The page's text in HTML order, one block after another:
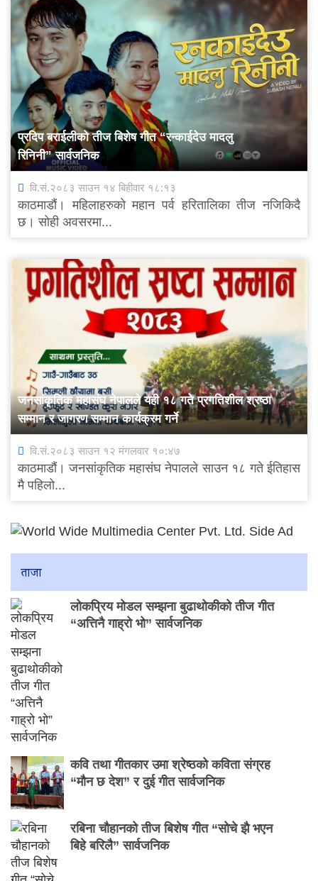
प्रदिप बराईलीको तीज बिशेष गीत “रन्काईदेउ मादलु
रिनिनी” सार्वजनिक
वि.सं.२०८३ साउन १४ बिहीवार १८:१३
काठमाडौं। महिलाहरुको महान पर्व हरितालिका तीज नजिकिदै
छ। सोही अवसरमा...
जनसांकृतिक महासंघ नेपालले यही १८ गते प्रगतिशील श्रष्ठा
सम्मान र जागरण सम्मान कार्यक्रम गर्ने
वि.सं.२०८३ साउन १२ मंगलवार १०:४७
काठमाडौं। जनसांकृतिक महासंघ नेपालले साउन १८ गते ईतिहास
मै पहिलो...
ताजा
लोकप्रिय मोडल सम्झना बुढाथोकीको तीज गीत
“अत्तिनै गाह्रो भो” सार्वजनिक
कवि तथा गीतकार उमा श्रेष्ठको कविता संग्रह
“मौन छ देश” र दुई गीत सार्वजनिक
रबिना चौहानको तीज बिशेष गीत “सोचे झै भएन
बिहे बरिलै” सार्वजनिक